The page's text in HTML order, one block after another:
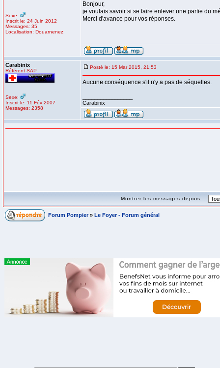
Sexe:
Inscrit le: 24 Juin 2012
Messages: 35
Localisation: Douarnenez
Bonjour,
je voulais savoir si se faire enlever une partie du
Merci d'avance pour vos réponses.
Carabinix
Référent SAP
Sexe:
Inscrit le: 11 Fév 2007
Messages: 2358
Posté le: 15 Mar 2015, 21:53
Aucune conséquence s'il n'y a pas de séquelles.
Carabinix
Montrer les messages depuis:
Forum Pompier » Le Foyer - Forum général